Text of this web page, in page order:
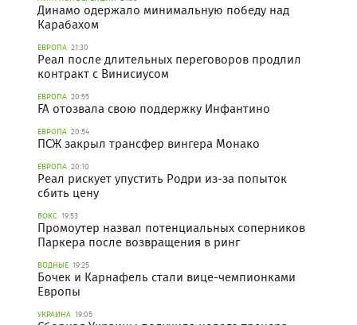
Динамо одержало минимальную победу над
Карабахом
ЕВРОПА 21:30
Реал после длительных переговоров продлил
контракт с Винисиусом
ЕВРОПА 20:55
FA отозвала свою поддержку Инфантино
ЕВРОПА 20:54
ПСЖ закрыл трансфер вингера Монако
ЕВРОПА 20:10
Реал рискует упустить Родри из-за попыток
сбить цену
БОКС 19:53
Промоутер назвал потенциальных соперников
Паркера после возвращения в ринг
ВОДНЫЕ 19:25
Бочек и Карнафель стали вице-чемпионками
Европы
УКРАИНА 19:05